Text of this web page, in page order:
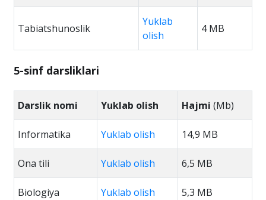
Tabiatshunoslik
Yuklab
olish
4 MB
5-sinf darsliklari
Darslik nomi Yuklab olish Hajmi (Mb)
Informatika Yuklab olish 14,9 MB
Ona tili Yuklab olish 6,5 MB
Biologiya Yuklab olish 5,3 MB